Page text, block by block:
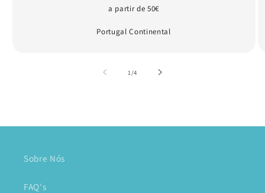
a partir de 50€
Portugal Continental
1 /de
4
Sobre Nós
FAQ's